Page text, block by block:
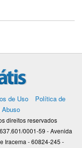
de Uso
Política de
Abuso
direitos reservados
0001-59 - Avenida
Iracema - 60824-245 -